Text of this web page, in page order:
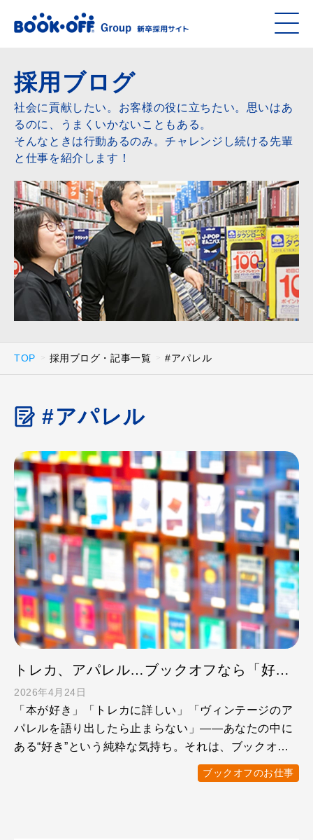
採用ブログ
社会に貢献したい。お客様の役に立ちたい。思いはあ
るのに、うまくいかないこともある。
そんなときは行動あるのみ。チャレンジし続ける先輩
と仕事を紹介します！
TOP 採用ブログ・記事一覧 #アパレル
#アパレル
トレカ、アパレル…ブックオフなら「好き」を仕事にできる！
2026年4月24日
「本が好き」「トレカに詳しい」「ヴィンテージのア
パレルを語り出したら止まらない」——あなたの中に
ある“好き”という純粋な気持ち。それは、ブックオフ
ブックオフのお仕事